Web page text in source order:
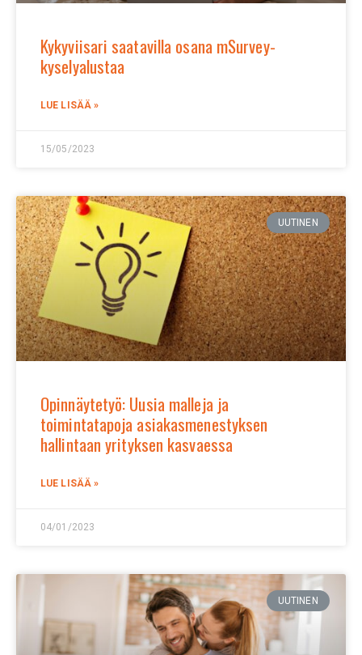
Kykyviisari saatavilla osana mSurvey-
kyselyalustaa
LUE LISÄÄ »
15/05/2023
UUTINEN
Opinnäytetyö: Uusia malleja ja
toimintatapoja asiakasmenestyksen
hallintaan yrityksen kasvaessa
LUE LISÄÄ »
04/01/2023
UUTINEN